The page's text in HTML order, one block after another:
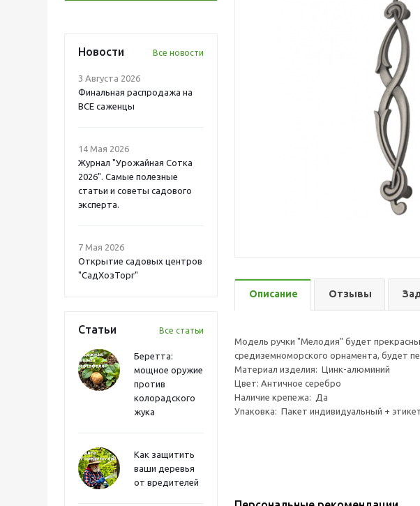
Новости Все новости
3 Августа 2026
Финальная распродажа на
ВСЕ саженцы
14 Мая 2026
Журнал "Урожайная Сотка
2026". Самые полезные
статьи и советы садового
эксперта.
7 Мая 2026
Открытие садовых центров
"СадХозТорг"
Статьи Все статьи
Беретта:
мощное оружие
против
колорадского
жука
Как защитить
ваши деревья
от вредителей
Описание Отзывы
Модель ручки "Мелодия" будет
средиземноморского орнамента, будет
Материал изделия: Цинк-алюминий
Цвет: Античное серебро
Наличие крепежа: Да
Упаковка: Пакет индивидуальный +